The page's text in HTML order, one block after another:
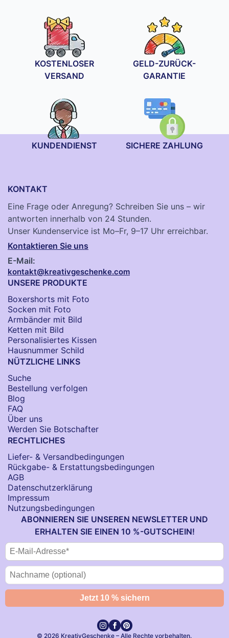
KOSTENLOSER
VERSAND
GELD-ZURÜCK-
GARANTIE
KUNDENDIENST SICHERE ZAHLUNG
KONTAKT
Eine Frage oder Anregung? Schreiben Sie uns – wir
antworten innerhalb von 24 Stunden.
Unser Kundenservice ist Mo–Fr, 9–17 Uhr erreichbar.
Kontaktieren Sie uns
E-Mail:
kontakt@kreativgeschenke.com
UNSERE PRODUKTE
Boxershorts mit Foto
Socken​ mit Foto
Armbänder mit Bild​
Ketten mit Bild
Personalisiertes Kissen
Hausnummer Schild
NÜTZLICHE LINKS
Suche
Bestellung verfolgen
Blog
FAQ
Über uns
Werden Sie Botschafter
RECHTLICHES
Liefer- & Versandbedingungen
Rückgabe- & Erstattungsbedingungen
AGB
Datenschutzerklärung
Impressum
Nutzungsbedingungen
ABONNIEREN SIE UNSEREN NEWSLETTER UND
ERHALTEN SIE EINEN 10 %-GUTSCHEIN!
© 2026 KreativGeschenke – Alle Rechte vorbehalten.